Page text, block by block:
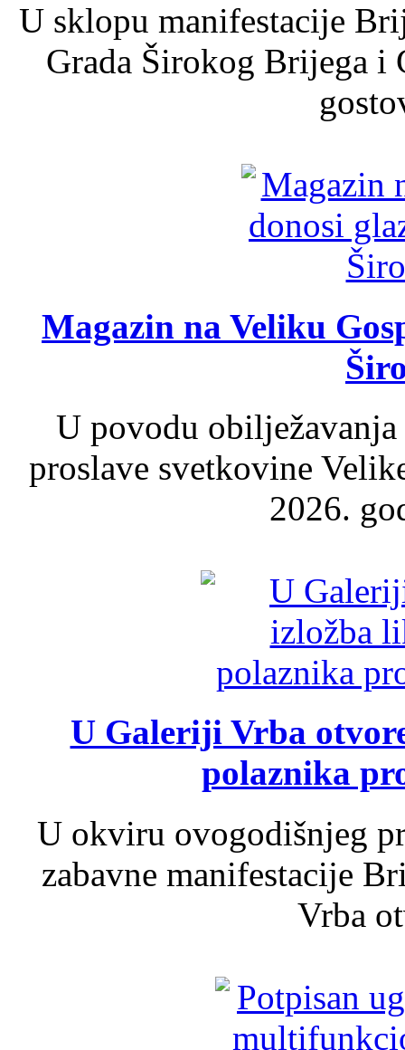
U sklopu manifestacije
Grada Širokog Brijega
Magazin na Veliku
U povodu
proslave svetkovine
2026.
U Galeriji Vrba
polaznika
U okviru ovogodišnjeg
zabavne manifestacije
Vrba